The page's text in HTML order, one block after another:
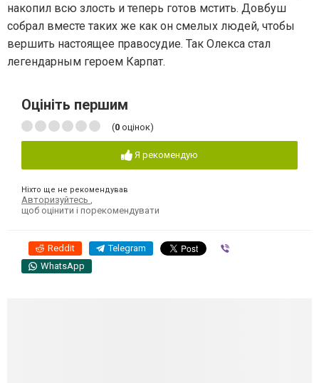
накопил всю злость и теперь готов мстить. Довбуш
собрал вместе таких же как он смелых людей, чтобы
вершить настоящее правосудие. Так Олекса стал
легендарным героем Карпат.
Оцініть першим
(0 оцінок)
Я рекомендую
Ніхто ще не рекомендував
Авторизуйтесь ,
щоб оцінити і порекомендувати
Reddit Telegram
WhatsApp